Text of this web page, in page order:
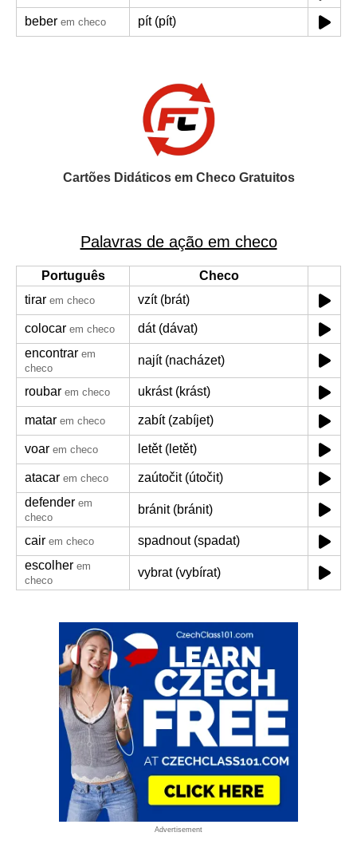
beber em checo pít (pít)
Cartões Didáticos em Checo Gratuitos
Palavras de ação em checo
Português
Checo
tirar em checo vzít (brát)
colocar em checo
dát (dávat)
encontrar em
checo
najít (nacházet)
roubar em checo ukrást (krást)
matar em checo zabít (zabíjet)
voar em checo letět (letět)
atacar em checo
zaútočit (útočit)
defender em
checo
bránit (bránit)
cair em checo
spadnout (spadat)
escolher em
checo
vybrat (vybírat)
Advertisement